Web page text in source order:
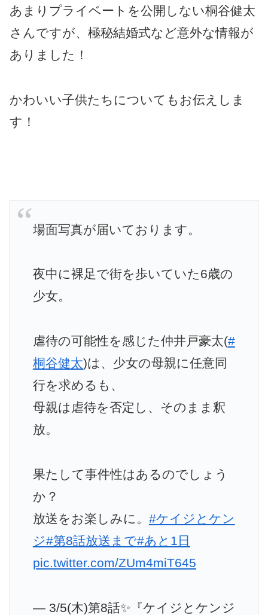
あまりプライベートを公開しない桐谷健太
さんですが、極秘結婚式など意外な情報が
ありました！
かわいい子供たちについてもお伝えしま
す！
場面写真が届いております。
夜中に裸足で街を歩いていた6歳の
少女。
虐待の可能性を感じた仲井戸豪太(#
桐谷健太)は、少女の母親に任意同
行を求めるも、
母親は虐待を否定し、そのまま釈
放。
果たして事件性はあるのでしょう
か？
放送をお楽しみに。 #ケイジとケン
ジ#第8話放送まで#あと1日
pic.twitter.com/ZUm4miT645
— 3/5(木)第8話✨『ケイジとケンジ